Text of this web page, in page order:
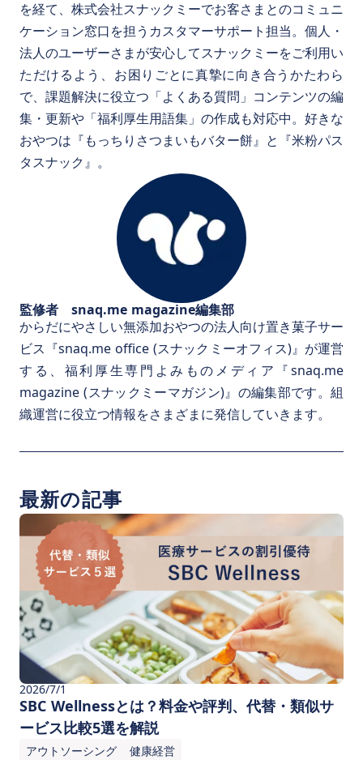
を経て、株式会社スナックミーでお客さまとのコミュニ
ケーション窓口を担うカスタマーサポート担当。個人・
法人のユーザーさまが安心してスナックミーをご利用い
ただけるよう、お困りごとに真摯に向き合うかたわら
で、課題解決に役立つ「よくある質問」コンテンツの編
集・更新や「福利厚生用語集」の作成も対応中。好きな
おやつは『もっちりさつまいもバター餅』と『米粉パス
タスナック』。
監修者 snaq.me magazine編集部
からだにやさしい無添加おやつの法人向け置き菓子サー
ビス『snaq.me office (スナックミーオフィス)』が運営
する、福利厚生専門よみものメディア『snaq.me
magazine (スナックミーマガジン)』の編集部です。組
織運営に役立つ情報をさまざまに発信していきます。
最新の記事
2026/7/1
SBC Wellnessとは？料金や評判、代替・類似サ
ービス比較5選を解説
アウトソーシング 健康経営